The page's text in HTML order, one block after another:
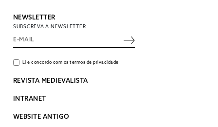
NEWSLETTER
SUBSCREVA A NEWSLETTER
Li e concordo com os termos de privacidade
REVISTA MEDIEVALISTA
INTRANET
WEBSITE ANTIGO